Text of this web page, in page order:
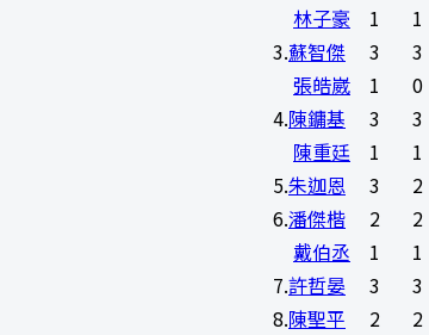
林子豪
1 1
3.蘇智傑 3 3
張皓崴
1 0
4.陳鏞基 3 3
陳重廷
1 1
5.朱迦恩 3 2
6.潘傑楷 2 2
戴伯丞
1 1
7.許哲晏 3 3
8.陳聖平 2 2